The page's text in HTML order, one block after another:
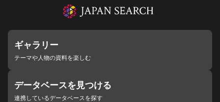
ギャラリー
テーマや人物の資料を楽しむ
データベースを見つける
連携しているデータベースを探す